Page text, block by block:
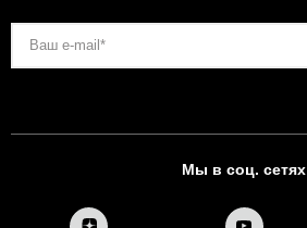
Мы в соц. сетях